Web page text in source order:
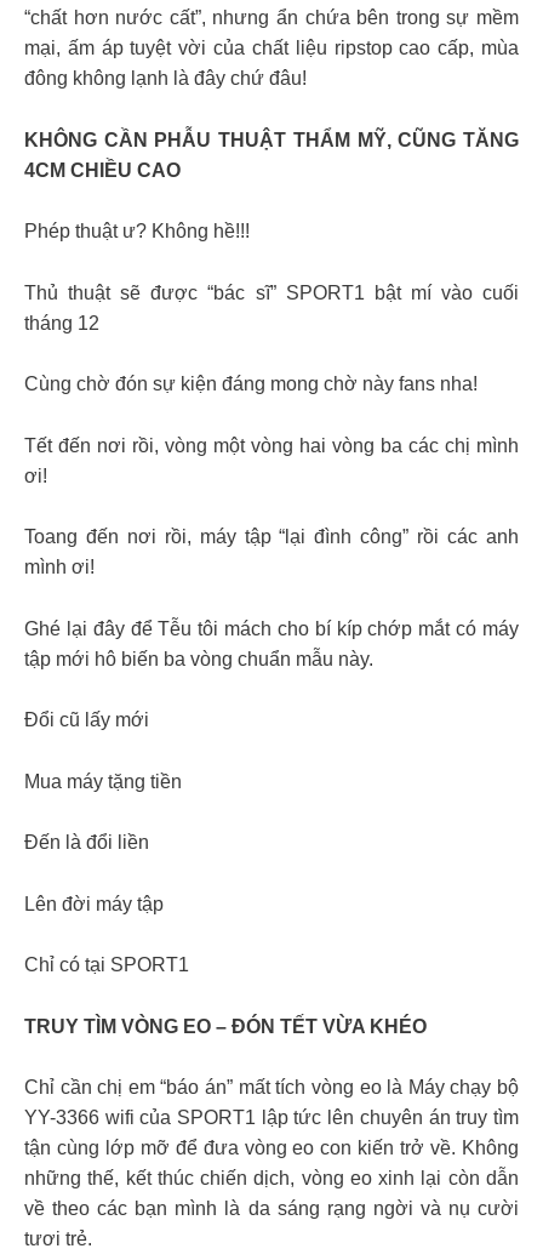
“chất hơn nước cất”, nhưng ẩn chứa bên trong sự mềm
mại, ấm áp tuyệt vời của chất liệu ripstop cao cấp, mùa
đông không lạnh là đây chứ đâu!
KHÔNG CẦN PHẪU THUẬT THẨM MỸ, CŨNG TĂNG
4CM CHIỀU CAO
Phép thuật ư? Không hề!!!
Thủ thuật sẽ được “bác sĩ” SPORT1 bật mí vào cuối
tháng 12
Cùng chờ đón sự kiện đáng mong chờ này fans nha!
Tết đến nơi rồi, vòng một vòng hai vòng ba các chị mình
ơi!
Toang đến nơi rồi, máy tập “lại đình công” rồi các anh
mình ơi!
Ghé lại đây để Tễu tôi mách cho bí kíp chớp mắt có máy
tập mới hô biến ba vòng chuẩn mẫu này.
Đổi cũ lấy mới
Mua máy tặng tiền
Đến là đổi liền
Lên đời máy tập
Chỉ có tại SPORT1
TRUY TÌM VÒNG EO – ĐÓN TẾT VỪA KHÉO
Chỉ cần chị em “báo án” mất tích vòng eo là Máy chạy bộ
YY-3366 wifi của SPORT1 lập tức lên chuyên án truy tìm
tận cùng lớp mỡ để đưa vòng eo con kiến trở về. Không
những thế, kết thúc chiến dịch, vòng eo xinh lại còn dẫn
về theo các bạn mình là da sáng rạng ngời và nụ cười
tươi trẻ.